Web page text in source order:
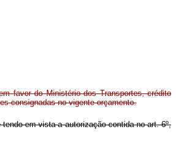
favor do Ministério dos Transportes, crédito
consignadas no vigente orçamento.
em vista a autorização contida no art. 6º,